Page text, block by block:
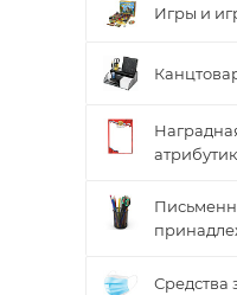
Игры и
Средства